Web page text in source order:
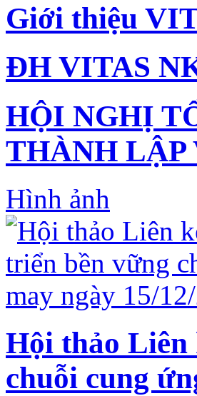
Giới thiệu
ĐH VITAS
HỘI NGHỊ
THÀNH LẬP
Hình ảnh
Hội thảo Liên
chuỗi cung